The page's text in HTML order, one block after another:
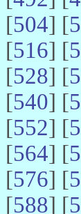
[504] [
[516] [
[528] [
[540] [
[552] [
[564] [
[576] [
[588] [